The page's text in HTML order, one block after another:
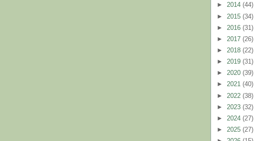
► 2014 (44)
► 2015 (34)
► 2016 (31)
► 2017 (26)
► 2018 (22)
► 2019 (31)
► 2020 (39)
► 2021 (40)
► 2022 (38)
► 2023 (32)
► 2024 (27)
► 2025 (27)